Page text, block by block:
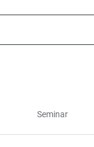
Seminar